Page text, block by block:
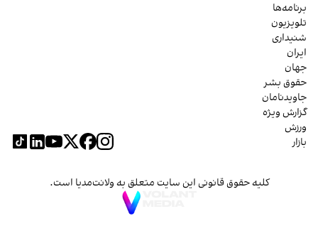
برنامه‌ها
تلویزیون
شنیداری
ایران
جهان
حقوق بشر
جاویدنامان
گزارش ویژه
ورزش
بازار
کلیه حقوق قانونی این سایت متعلق به ولانت‌مدیا است.